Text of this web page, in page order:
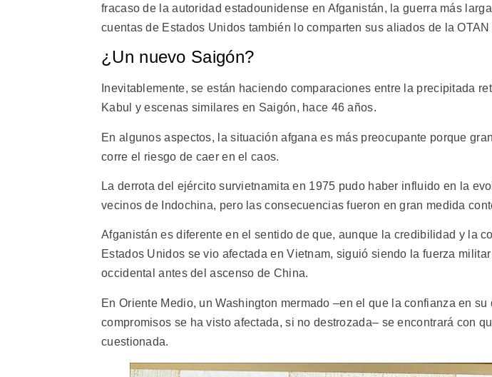
fracaso de la autoridad estadounidense en Afganistán, la guerra más
cuentas de Estados Unidos también lo comparten sus aliados de la
¿Un nuevo Saigón?
Inevitablemente, se están haciendo comparaciones entre la precipitada
Kabul y escenas similares en Saigón, hace 46 años.
En algunos aspectos, la situación afgana es más preocupante porque
corre el riesgo de caer en el caos.
La derrota del ejército survietnamita en 1975 pudo haber influido en la
vecinos de Indochina, pero las consecuencias fueron en gran medida
Afganistán es diferente en el sentido de que, aunque la credibilidad y la
Estados Unidos se vio afectada en Vietnam, siguió siendo la fuerza
occidental antes del ascenso de China.
En Oriente Medio, un Washington mermado –en el que la confianza en
compromisos se ha visto afectada, si no destrozada– se encontrará con
cuestionada.